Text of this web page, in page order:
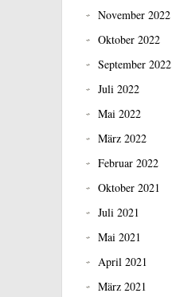
November 2022
Oktober 2022
September 2022
Juli 2022
Mai 2022
März 2022
Februar 2022
Oktober 2021
Juli 2021
Mai 2021
April 2021
März 2021